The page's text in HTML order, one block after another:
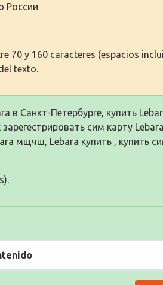
России
70 y 160 caracteres (espacios
texto.
в Санкт-Петербурге, купить
сим карту
мщчш, Lebara купить , купить